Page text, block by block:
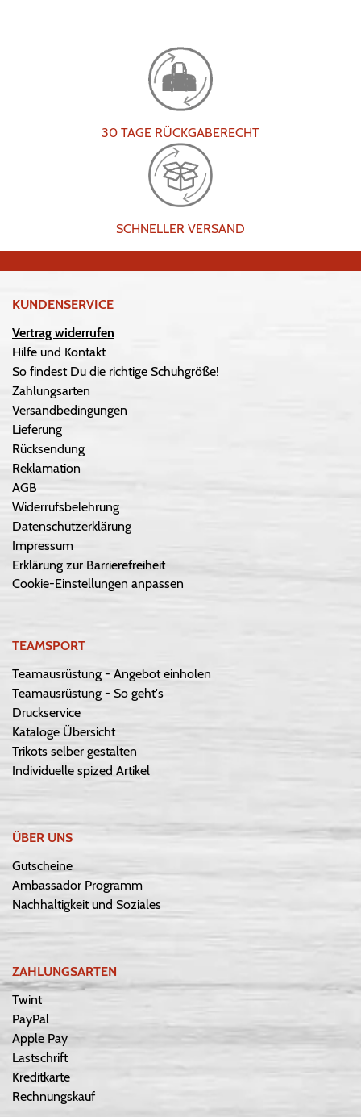
30 TAGE RÜCKGABERECHT
SCHNELLER VERSAND
KUNDENSERVICE
Vertrag widerrufen
Hilfe und Kontakt
So findest Du die richtige Schuhgröße!
Zahlungsarten
Versandbedingungen
Lieferung
Rücksendung
Reklamation
AGB
Widerrufsbelehrung
Datenschutzerklärung
Impressum
Erklärung zur Barrierefreiheit
Cookie-Einstellungen anpassen
TEAMSPORT
Teamausrüstung - Angebot einholen
Teamausrüstung - So geht's
Druckservice
Kataloge Übersicht
Trikots selber gestalten
Individuelle spized Artikel
ÜBER UNS
Gutscheine
Ambassador Programm
Nachhaltigkeit und Soziales
ZAHLUNGSARTEN
Twint
PayPal
Apple Pay
Lastschrift
Kreditkarte
Rechnungskauf